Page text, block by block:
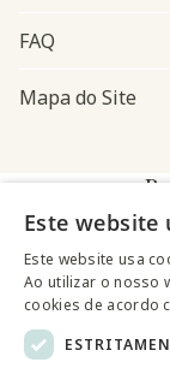
FAQ
Mapa do Site
Este website
Este website usa
Ao utilizar o nosso
cookies de acordo